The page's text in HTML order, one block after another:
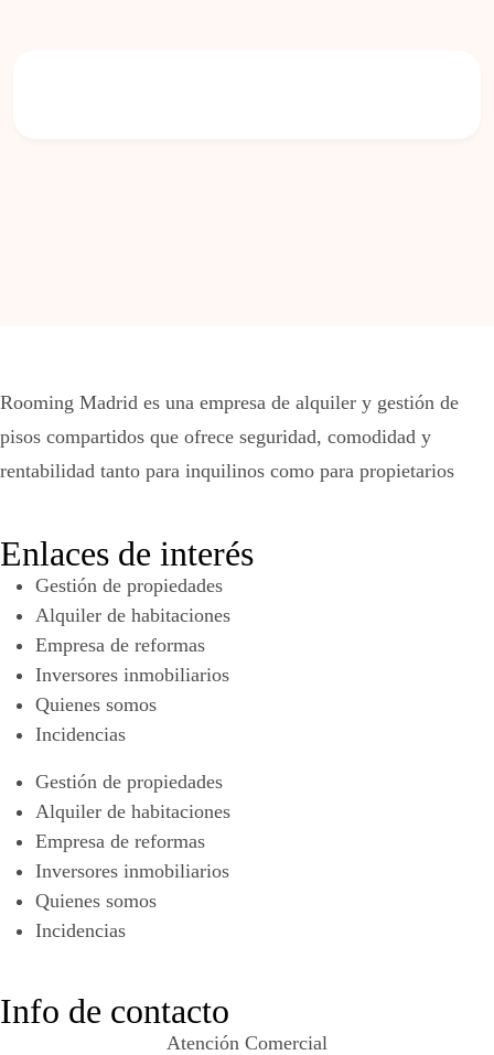
Rooming Madrid es una empresa de alquiler y gestión de
pisos compartidos que ofrece seguridad, comodidad y
rentabilidad tanto para inquilinos como para propietarios
Enlaces de interés
Gestión de propiedades
Alquiler de habitaciones
Empresa de reformas
Inversores inmobiliarios
Quienes somos
Incidencias
Gestión de propiedades
Alquiler de habitaciones
Empresa de reformas
Inversores inmobiliarios
Quienes somos
Incidencias
Info de contacto
Atención Comercial